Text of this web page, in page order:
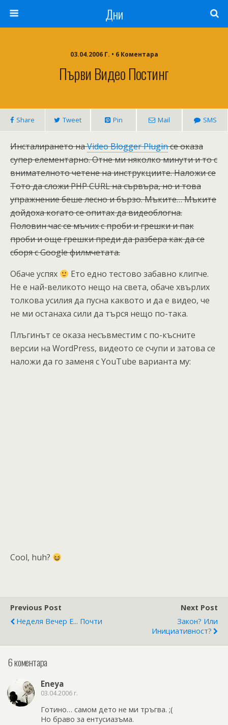
Дни
03.04.2006 Г. • 6 Коментара
Първи Видео Постинг
Share Tweet Pin Mail SMS
Инсталирането наVideo Blogger Pluginсе оказа
супер елементарно. Отне ми няколко минути и то с
внимателното четене на инструкциите. Наложи се
Тото да сложи PHP CURL на сървъра, но и това
упражнение беше лесно и бързо. Мъките… Мъките
дойдоха когато се опитах да видеоблогна.
Половин час се мъчих с проби и грешки и пак
проби и още грешки преди да разбера как да се
сборя с Google филмчетата.
Обаче успях
Ето едно тестово забавно клипче.
Не е най-великото нещо на света, обаче хвърлих
толкова усилия да пусна каквото и да е видео, че
не ми останаха сили да търся нещо по-така.
Плъгинът се оказа несъвместим с по-късните
версии на WordPress, видеото се счупи и затова се
наложи да го заменя с YouTube варианта му:
Cool, huh?
Previous Post
Неделя Вечер Е... Почти
Next Post
Закон? Или
Инициативност?
6 коментара
Eneya
03.04.2006 г.
Готино… самом дето не ми тръгва. ;(
Но браво за ентусиазъма.